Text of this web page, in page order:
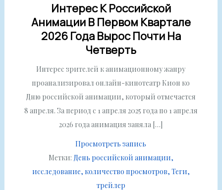
Интерес К Российской
Анимации В Первом Квартале
2026 Года Вырос Почти На
Четверть
Интерес зрителей к анимационному жанру
проанализировал онлайн-кинотеатр Кион ко
Дню российской анимации, который отмечается
8 апреля. За период с 1 апреля 2025 года по 1 апреля
2026 года анимация заняла […]
Просмотреть запись
Метки: День российской анимации
исследование количество просмотров Теги
трейлер